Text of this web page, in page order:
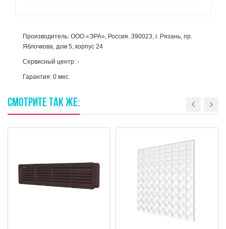
Производитель: ООО «ЭРА», Россия. 390023, г. Рязань, пр.
Яблочкова, дом 5, корпус 24
Сервисный центр: -
Гарантия: 0 мес.
СМОТРИТЕ ТАКЖЕ: